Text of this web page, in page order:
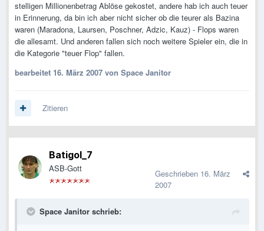
stelligen Millionenbetrag Ablöse gekostet, andere hab ich auch teuer
in Erinnerung, da bin ich aber nicht sicher ob die teurer als Bazina
waren (Maradona, Laursen, Poschner, Adzic, Kauz) - Flops waren
die allesamt. Und anderen fallen sich noch weitere Spieler ein, die in
die Kategorie "teuer Flop" fallen.
bearbeitet 16. März 2007 von Space Janitor
Zitieren
Batigol_7
ASB-Gott Geschrieben 16. März
2007
Space Janitor schrieb: